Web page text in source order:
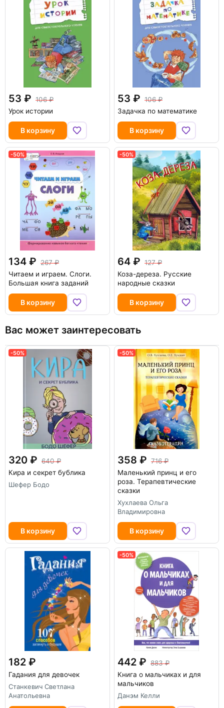
53
106
Урок истории
В корзину
53
106
Задачка по математике
В корзину
-50%
134
267
Читаем и играем. Слоги.
Большая книга заданий
В корзину
-50%
64
127
Коза-дереза. Русские
народные сказки
В корзину
Вас может заинтересовать
-50%
320
640
Кира и секрет бублика
Шефер Бодо
В корзину
-50%
358
716
Маленький принц и его
роза. Терапевтические
сказки
Хухлаева Ольга
Владимировна
В корзину
182
Гадания для девочек
Станкевич Светлана
Анатольевна
-50%
442
883
Книга о мальчиках и для
мальчиков
Данэм Келли